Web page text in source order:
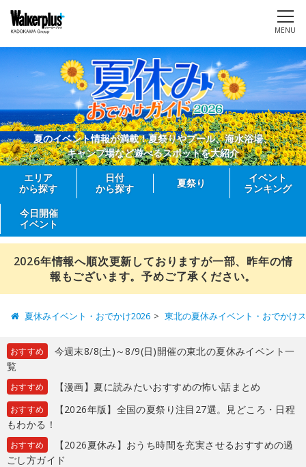
MENU
夏のイベント情報が満載！夏祭りやプール、海水浴場、
キャンプ場など遊べるスポットを大紹介
エリア
から探す
日付
から探す
夏祭り
イベント
ランキング
今日開催
イベント
2026年情報へ順次更新しておりますが一部、昨年の情
報もございます。予めご了承ください。
夏休みイベント・おでかけ2026 東北の夏休みイベント・おでかけ
おすすめ
今週末8/8(土)～8/9(日)開催の東北の夏休みイベント一
覧
おすすめ 【漫画】夏に読みたいおすすめの怖い話まとめ
おすすめ
【2026年版】全国の夏祭り注目27選。見どころ・日程
もわかる！
おすすめ
【2026夏休み】おうち時間を充実させるおすすめの過
ごし方ガイド